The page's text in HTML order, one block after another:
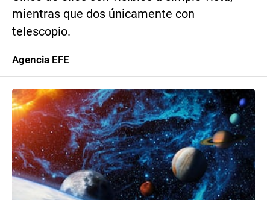
mientras que dos únicamente con
telescopio.
Agencia EFE